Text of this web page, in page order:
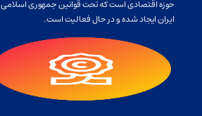
حوزه اقتصادی است که تحت قوانین جمهوری اسلامی
ایران ایجاد شده و در حال فعالیت است.